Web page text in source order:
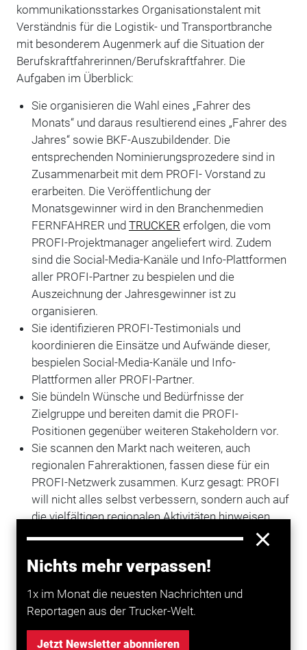
Nichts mehr verpassen!
1x im Monat die neuesten Nachrichten und
Reportagen aus der Trucker-Welt.
Jetzt Newsletter abonnieren
kommunikationsstarkes Organisationstalent mit
Verständnis für die Logistik- und Transportbranche
mit besonderem Augenmerk auf die Situation der
Berufskraftfahrerinnen/Berufskraftfahrer. Die
Aufgaben im Überblick:
Sie organisieren die Wahl eines „Fahrer des
Monats“ und daraus resultierend eines „Fahrer des
Jahres“ sowie BKF-Auszubildender. Die
entsprechenden Nominierungsprozedere sind in
Zusammenarbeit mit dem PROFI- Vorstand zu
erarbeiten. Die Veröffentlichung der
Monatsgewinner wird in den Branchenmedien
FERNFAHRER und TRUCKER erfolgen, die vom
PROFI-Projektmanager angeliefert wird. Zudem
sind die Social-Media-Kanäle und Info-Plattformen
aller PROFI-Partner zu bespielen und die
Auszeichnung der Jahresgewinner ist zu
organisieren.
Sie identifizieren PROFI-Testimonials und
koordinieren die Einsätze und Aufwände dieser,
bespielen Social-Media-Kanäle und Info-
Plattformen aller PROFI-Partner.
Sie bündeln Wünsche und Bedürfnisse der
Zielgruppe und bereiten damit die PROFI-
Positionen gegenüber weiteren Stakeholdern vor.
Sie scannen den Markt nach weiteren, auch
regionalen Fahreraktionen, fassen diese für ein
PROFI-Netzwerk zusammen. Kurz gesagt: PROFI
will nicht alles selbst verbessern, sondern auch auf
die vielfältigen regionalen Aktivitäten hinweisen
Profil
strukturierte Arbeitsweise, kommunikative, offene
und integrative Persönlichkeit
Stakeholder-Gruppen so aufzubereiten, dass der